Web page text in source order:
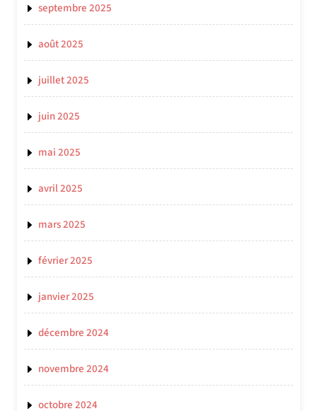
septembre 2025
août 2025
juillet 2025
juin 2025
mai 2025
avril 2025
mars 2025
février 2025
janvier 2025
décembre 2024
novembre 2024
octobre 2024